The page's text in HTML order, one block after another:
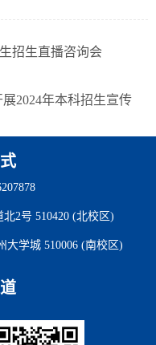
招生直播咨询会
2024年本科招生宣传
2号 510420 (北校区)
学城 510006 (南校区)